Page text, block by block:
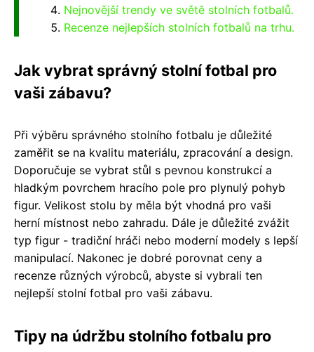
Nejnovější trendy ve světě stolních fotbalů.
Recenze nejlepších stolních fotbalů na trhu.
Jak vybrat správný stolní fotbal pro
vaši zábavu?
Při výběru správného stolního fotbalu je důležité
zaměřit se na kvalitu materiálu, zpracování a design.
Doporučuje se vybrat stůl s pevnou konstrukcí a
hladkým povrchem hracího pole pro plynulý pohyb
figur. Velikost stolu by měla být vhodná pro vaši
herní místnost nebo zahradu. Dále je důležité zvážit
typ figur - tradiční hráči nebo moderní modely s lepší
manipulací. Nakonec je dobré porovnat ceny a
recenze různých výrobců, abyste si vybrali ten
nejlepší stolní fotbal pro vaši zábavu.
Tipy na údržbu stolního fotbalu pro